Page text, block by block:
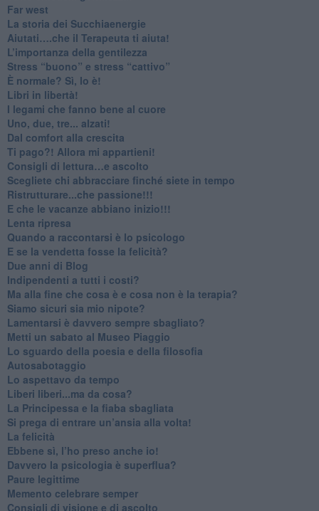
​Far west
​La storia dei Succhiaenergie
​Aiutati….che il Terapeuta ti aiuta!
​L’importanza della gentilezza
​Stress “buono” e stress “cattivo”
​È normale? Sì, lo è!
​Libri in libertà!
​I legami che fanno bene al cuore
Uno, due, tre... alzati!​
​Dal comfort alla crescita
​Ti pago?! Allora mi appartieni!​
​Consigli di lettura…e ascolto
​Scegliete chi abbracciare finché siete in tempo
​Ristrutturare...che passione!!!
​E che le vacanze abbiano inizio!!!
​Lenta ripresa
​Quando a raccontarsi è lo psicologo
​E se la vendetta fosse la felicità?
​Due anni di Blog
​Indipendenti a tutti i costi?
​Ma alla fine che cosa è e cosa non è la terapia?
​Siamo sicuri sia mio nipote?
​Lamentarsi è davvero sempre sbagliato?
​Metti un sabato al Museo Piaggio
​Lo sguardo della poesia e della filosofia
Autosabotaggio
​Lo aspettavo da tempo
​Liberi liberi...ma da cosa?
​La Principessa e la fiaba sbagliata
Si prega di entrare un’ansia alla volta!
​La felicità
​Ebbene sì, l’ho preso anche io!
​Davvero la psicologia è superflua?
Paure legittime
​Memento celebrare semper
​Consigli di visione e di ascolto